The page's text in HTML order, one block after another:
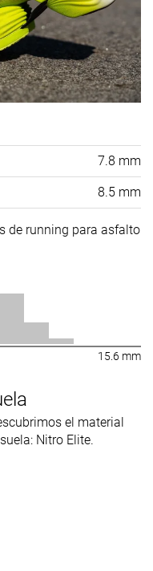
7.8 mm
8.5 mm
de running para asfalto
15.6 mm
el material
Nitro Elite.